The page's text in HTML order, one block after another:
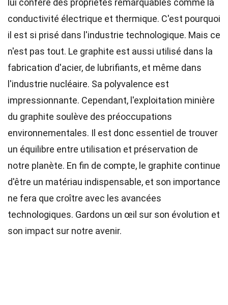
lui confère des propriétés remarquables comme la
conductivité électrique et thermique. C'est pourquoi
il est si prisé dans l'industrie technologique. Mais ce
n'est pas tout. Le graphite est aussi utilisé dans la
fabrication d'acier, de lubrifiants, et même dans
l'industrie nucléaire. Sa polyvalence est
impressionnante. Cependant, l'exploitation minière
du graphite soulève des préoccupations
environnementales. Il est donc essentiel de trouver
un équilibre entre utilisation et préservation de
notre planète. En fin de compte, le graphite continue
d'être un matériau indispensable, et son importance
ne fera que croître avec les avancées
technologiques. Gardons un œil sur son évolution et
son impact sur notre avenir.